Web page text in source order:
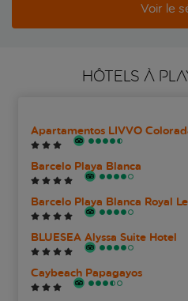
Voir le
HÔTELS À
Apartamentos LIVVO
Barcelo Playa Blanca
Barcelo Playa Blanca Royal
BLUESEA Alyssa Suite Hotel
Caybeach Papagayos